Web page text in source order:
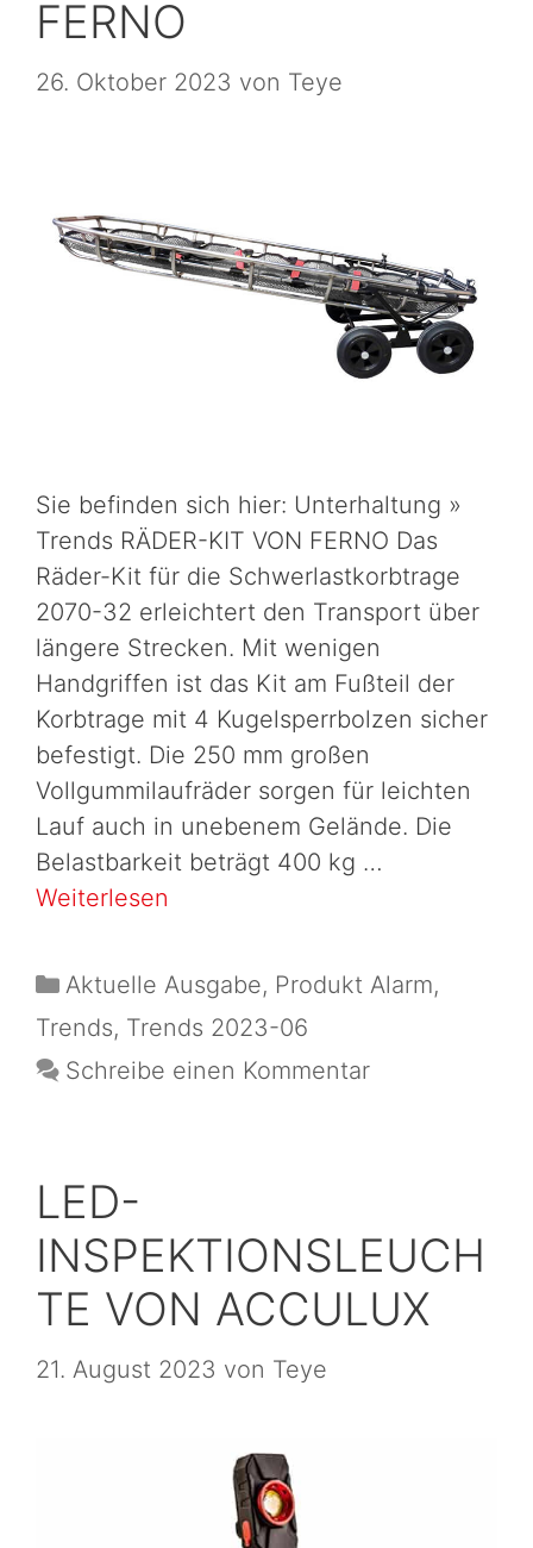
FERNO
26. Oktober 2023 von Teye
Sie befinden sich hier: Unterhaltung »
Trends RÄDER-KIT VON FERNO Das
Räder-Kit für die Schwerlastkorbtrage
2070-32 erleichtert den Transport über
längere Strecken. Mit wenigen
Handgriffen ist das Kit am Fußteil der
Korbtrage mit 4 Kugelsperrbolzen sicher
befestigt. Die 250 mm großen
Vollgummilaufräder sorgen für leichten
Lauf auch in unebenem Gelände. Die
Belastbarkeit beträgt 400 kg …
Weiterlesen
Aktuelle Ausgabe, Produkt Alarm,
Trends, Trends 2023-06
Schreibe einen Kommentar
LED-
INSPEKTIONSLEUCH
TE VON ACCULUX
21. August 2023 von Teye